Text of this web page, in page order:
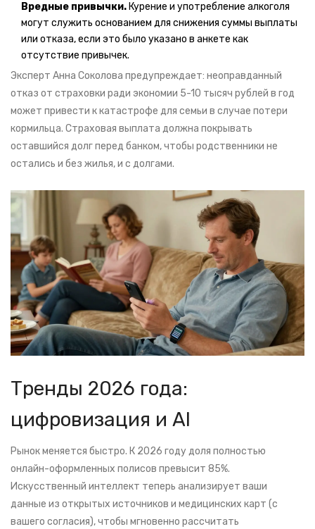
Вредные привычки. Курение и употребление алкоголя
могут служить основанием для снижения суммы выплаты
или отказа, если это было указано в анкете как
отсутствие привычек.
Эксперт Анна Соколова предупреждает: неоправданный
отказ от страховки ради экономии 5-10 тысяч рублей в год
может привести к катастрофе для семьи в случае потери
кормильца. Страховая выплата должна покрывать
оставшийся долг перед банком, чтобы родственники не
остались и без жилья, и с долгами.
Тренды 2026 года:
цифровизация и AI
Рынок меняется быстро. К 2026 году доля полностью
онлайн-оформленных полисов превысит 85%.
Искусственный интеллект теперь анализирует ваши
данные из открытых источников и медицинских карт (с
вашего согласия), чтобы мгновенно рассчитать